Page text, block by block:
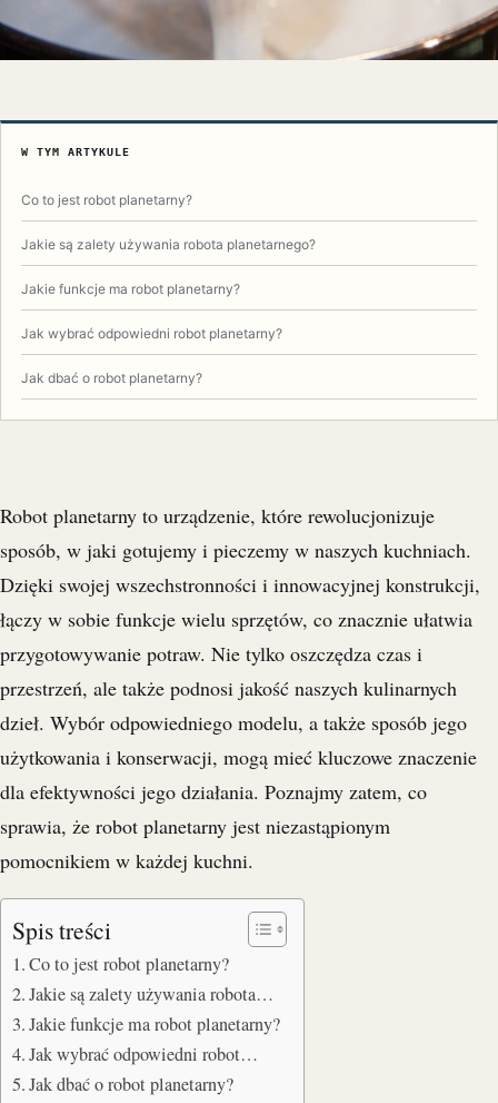
W TYM ARTYKULE
Co to jest robot planetarny?
Jakie są zalety używania robota planetarnego?
Jakie funkcje ma robot planetarny?
Jak wybrać odpowiedni robot planetarny?
Jak dbać o robot planetarny?
Robot planetarny to urządzenie, które rewolucjonizuje
sposób, w jaki gotujemy i pieczemy w naszych kuchniach.
Dzięki swojej wszechstronności i innowacyjnej konstrukcji,
łączy w sobie funkcje wielu sprzętów, co znacznie ułatwia
przygotowywanie potraw. Nie tylko oszczędza czas i
przestrzeń, ale także podnosi jakość naszych kulinarnych
dzieł. Wybór odpowiedniego modelu, a także sposób jego
użytkowania i konserwacji, mogą mieć kluczowe znaczenie
dla efektywności jego działania. Poznajmy zatem, co
sprawia, że robot planetarny jest niezastąpionym
pomocnikiem w każdej kuchni.
Spis treści
Co to jest robot planetarny?
Jakie są zalety używania robota…
Jakie funkcje ma robot planetarny?
Jak wybrać odpowiedni robot…
Jak dbać o robot planetarny?